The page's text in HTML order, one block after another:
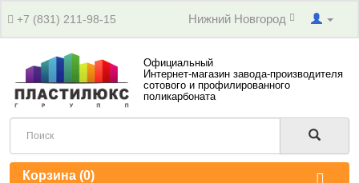
+7 (831) 211-98-15 Нижний Новгород
Официальный
Интернет-магазин завода-производителя
сотового и профилированного
поликарбоната
Корзина (0)